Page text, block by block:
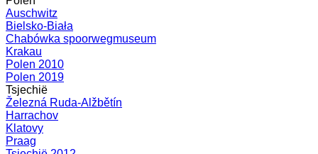
Auschwitz
Bielsko-Biała
Chabówka spoorwegmuseum
Krakau
Polen 2010
Polen 2019
Tsjechië
Železná Ruda-Alžbětín
Harrachov
Klatovy
Praag